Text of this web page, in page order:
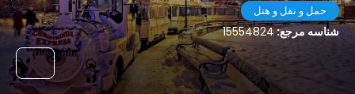
حمل و نقل و هتل
شناسه مرجع:15554824